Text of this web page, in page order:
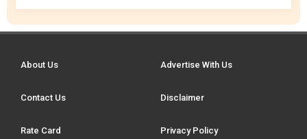
About Us Advertise With Us
Contact Us Disclaimer
Rate Card Privacy Policy